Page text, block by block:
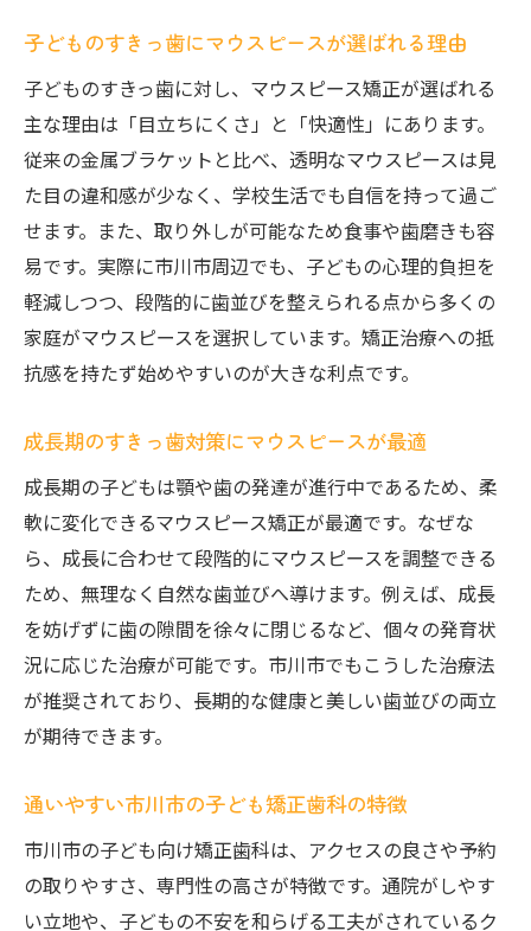
子どものすきっ歯にマウスピースが選ばれる理由
子どものすきっ歯に対し、マウスピース矯正が選ばれる
主な理由は「目立ちにくさ」と「快適性」にあります。
従来の金属ブラケットと比べ、透明なマウスピースは見
た目の違和感が少なく、学校生活でも自信を持って過ご
せます。また、取り外しが可能なため食事や歯磨きも容
易です。実際に市川市周辺でも、子どもの心理的負担を
軽減しつつ、段階的に歯並びを整えられる点から多くの
家庭がマウスピースを選択しています。矯正治療への抵
抗感を持たず始めやすいのが大きな利点です。
成長期のすきっ歯対策にマウスピースが最適
成長期の子どもは顎や歯の発達が進行中であるため、柔
軟に変化できるマウスピース矯正が最適です。なぜな
ら、成長に合わせて段階的にマウスピースを調整できる
ため、無理なく自然な歯並びへ導けます。例えば、成長
を妨げずに歯の隙間を徐々に閉じるなど、個々の発育状
況に応じた治療が可能です。市川市でもこうした治療法
が推奨されており、長期的な健康と美しい歯並びの両立
が期待できます。
通いやすい市川市の子ども矯正歯科の特徴
市川市の子ども向け矯正歯科は、アクセスの良さや予約
の取りやすさ、専門性の高さが特徴です。通院がしやす
い立地や、子どもの不安を和らげる工夫がされているク